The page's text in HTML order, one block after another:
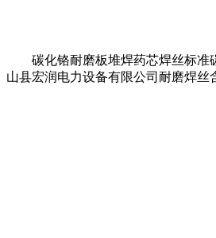
碳化铬耐磨板堆焊药芯焊丝标准碳
山县宏润电力设备有限公司耐磨焊丝